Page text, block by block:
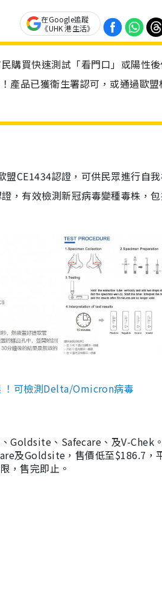
在Google追蹤
《UHK 港生活》
購買快速測試「看門口」或陽性
產品已獲衛生署認可，或通過歐盟
CE1434認證，可供民眾進行自
，有效檢測新冠病毒變種毒株，
！可檢測Delta/Omicron病毒
Goldsite、Safecare、及V-Chek
及Goldsite，售價低至$186.7，
，售完即止。